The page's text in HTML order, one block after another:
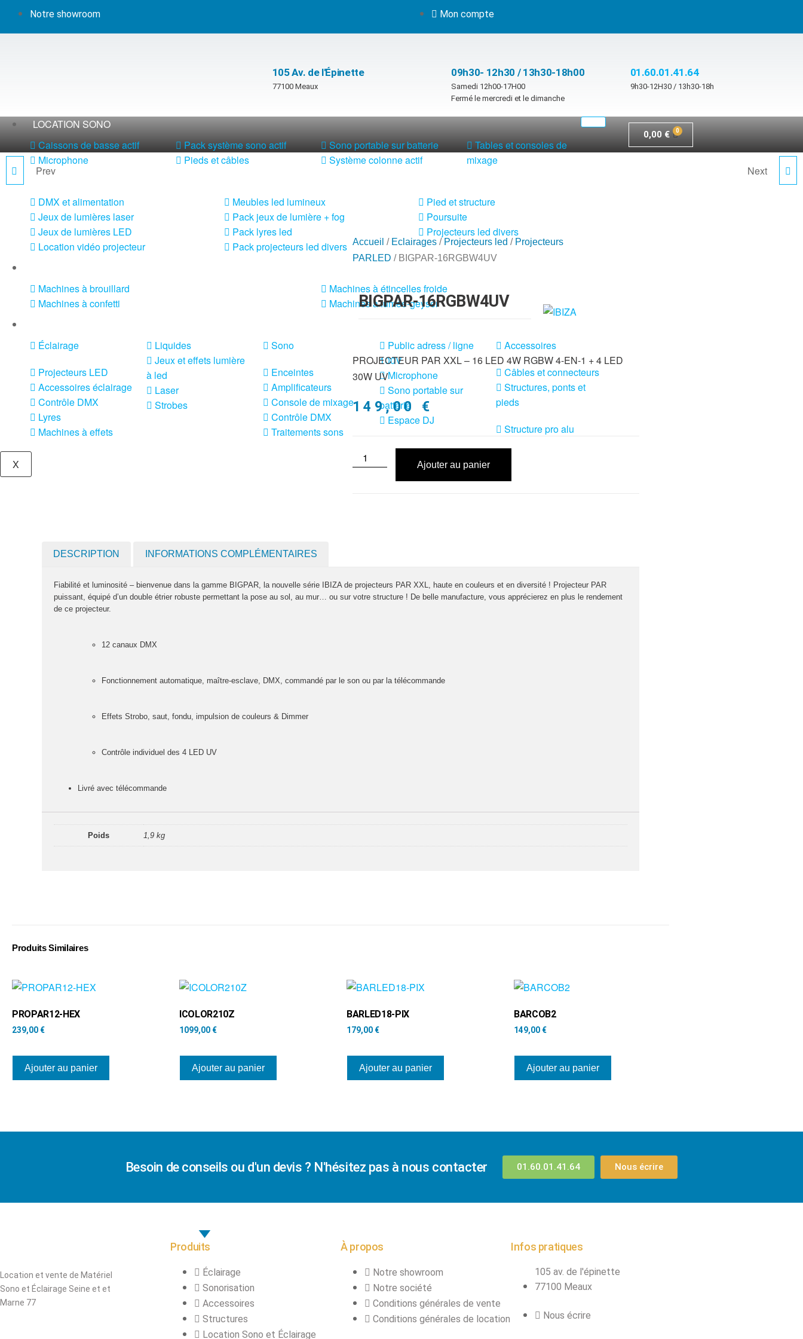
Notre showroom Mon compte
105 Av. de l'Épinette
77100 Meaux
09h30- 12h30 / 13h30-18h00
Samedi 12h00-17H00
Fermé le mercredi et le dimanche
01.60.01.41.64
9h30-12H30 / 13h30-18h
LOCATION SONO
Caissons de basse actif
Microphone
Pack système sono actif
Pieds et câbles
Sono portable sur batterie
Système colonne actif
Tables et consoles de
mixage
DMX et alimentation
Jeux de lumières laser
Jeux de lumières LED
Location vidéo projecteur
Meubles led lumineux
Pack jeux de lumière + fog
Pack lyres led
Pack projecteurs led divers
Pied et structure
Poursuite
Projecteurs led divers
Machines à brouillard
Machines à confetti
Machines à étincelles froide
Machines à fumée-geyser
Éclairage
Projecteurs LED
Accessoires éclairage
Contrôle DMX
Lyres
Machines à effets
Liquides
Jeux et effets lumière
à led
Laser
Strobes
Sono
Enceintes
Amplificateurs
Console de mixage
Contrôle DMX
Traitements sons
Public adress / ligne
100V
Microphone
Sono portable sur
batterie
Espace DJ
Accessoires
Câbles et connecteurs
Structures, ponts et
pieds
Structure pro alu
X
0,00 €
16RGBW4WWCW
Prev BIGPAR-16RGBW4A
Next
Accueil / Eclairages / Projecteurs led / Projecteurs
PARLED / BIGPAR-16RGBW4UV
BIGPAR-16RGBW4UV
PROJECTEUR PAR XXL – 16 LED 4W RGBW 4-EN-1 + 4 LED
30W UV
149,00 €
Ajouter au panier
DESCRIPTION INFORMATIONS COMPLÉMENTAIRES
Fiabilité et luminosité – bienvenue dans la gamme BIGPAR, la nouvelle série IBIZA de projecteurs PAR XXL, haute en couleurs et en diversité ! Projecteur PAR
puissant, équipé d’un double étrier robuste permettant la pose au sol, au mur… ou sur votre structure ! De belle manufacture, vous apprécierez en plus le rendement
de ce projecteur.
12 canaux DMX
Fonctionnement automatique, maître-esclave, DMX, commandé par le son ou par la télécommande
Effets Strobo, saut, fondu, impulsion de couleurs & Dimmer
Contrôle individuel des 4 LED UV
Livré avec télécommande
Poids 1,9 kg
Produits Similaires
PROPAR12-HEX
239,00 €
Ajouter au panier
ICOLOR210Z
1099,00 €
Ajouter au panier
BARLED18-PIX
179,00 €
Ajouter au panier
BARCOB2
149,00 €
Ajouter au panier
Besoin de conseils ou d'un devis ? N'hésitez pas à nous contacter 01.60.01.41.64 Nous écrire
Location et vente de Matériel
Sono et Éclairage Seine et et
Marne 77
Produits
Éclairage
Sonorisation
Accessoires
Structures
Location Sono et Éclairage
À propos
Notre showroom
Notre société
Conditions générales de vente
Conditions générales de location
Infos pratiques
105 av. de l'épinette
77100 Meaux
Nous écrire